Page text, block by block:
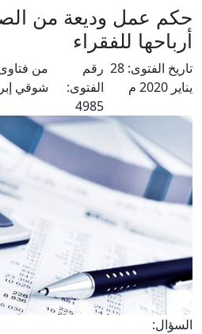
حكم عمل وديعة من
أرباحها للفقراء
تاريخ الفتوى: 28
يناير 2020 م
رقم
الفتوى:
4985
من
شوقي
السؤال: